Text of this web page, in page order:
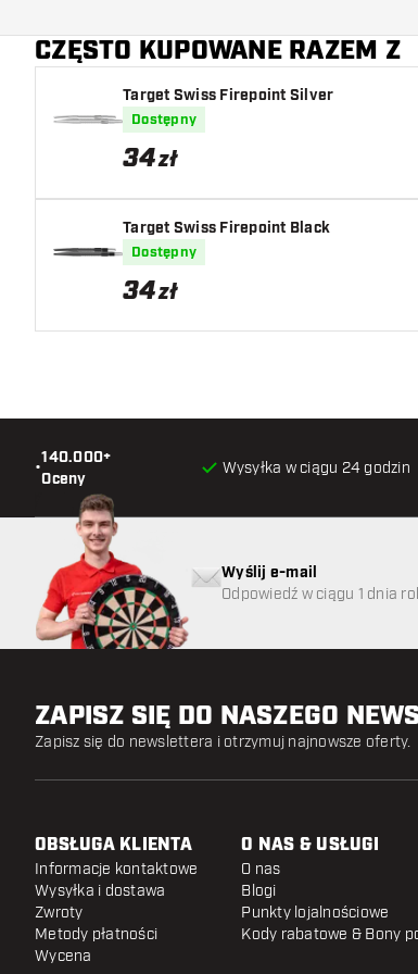
CZĘSTO KUPOWANE RAZEM Z
Target Swiss Firepoint Silver
Dostępny
34zł
Target Swiss Firepoint Black
Dostępny
34zł
•
140.000+
Oceny
Wysyłka w ciągu 24 godzin
Wyślij e-mail
Odpowiedź w ciągu 1 dnia
ZAPISZ SIĘ DO NASZEGO
Zapisz się do newslettera i otrzymuj najnowsze oferty.
OBSŁUGA KLIENTA
Informacje kontaktowe
Wysyłka i dostawa
Zwroty
Metody płatności
Wycena
O NAS & USŁUGI
O nas
Blogi
Punkty lojalnościowe
Kody rabatowe & Bony